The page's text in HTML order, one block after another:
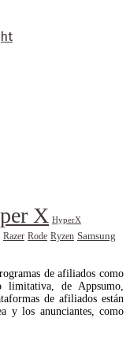
X HyperX
Razer Rode Ryzen Samsung
de afiliados como
limitativa, de Appsumo,
de afiliados están
y los anunciantes, como